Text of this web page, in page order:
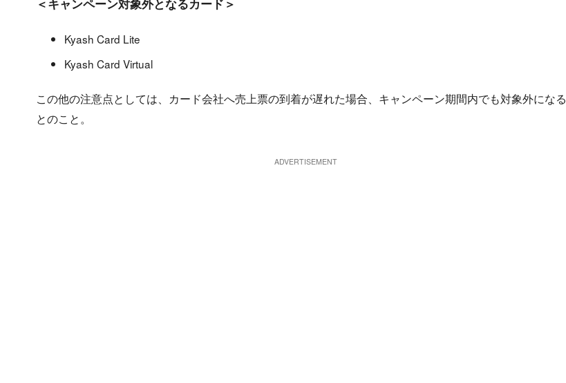
＜キャンペーン対象外となるカード＞
Kyash Card Lite
Kyash Card Virtual
この他の注意点としては、カード会社へ売上票の到着が遅れた場合、キャンペーン期間内でも対象外になる
とのこと。